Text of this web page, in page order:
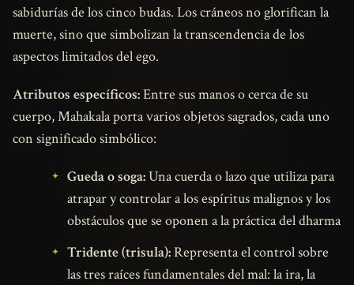
sabidurías de los cinco budas. Los cráneos no glorifican la
muerte, sino que simbolizan la transcendencia de los
aspectos limitados del ego.
Atributos específicos:Entre sus manos o cerca de su
cuerpo, Mahakala porta varios objetos sagrados, cada uno
con significado simbólico:
Gueda o soga:Una cuerda o lazo que utiliza para
atrapar y controlar a los espíritus malignos y los
obstáculos que se oponen a la práctica del dharma
Tridente (trisula):Representa el control sobre
las tres raíces fundamentales del mal: la ira, la